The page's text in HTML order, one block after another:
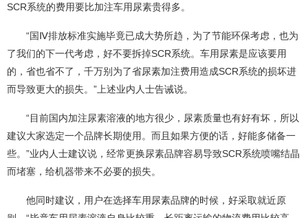
SCR系统的费用要比加注车用尿素贵得多。
“国Ⅳ排放标准实施毕竟已成大势所趋，为了节能环保考虑，也为
了我们的下一代考虑，好不要拆掉SCR系统。车用尿素是应该要用
的，省也省不了，千万别为了省尿素加注费用造成SCR系统的损坏进
而导致更大的损失。”上述业内人士告诫说。
“目前国内加注尿素溶液的地方很少，尿素质量也有好有坏，所以
建议大家选定一个品牌长期使用。而且如果方便的话，好能多储备一
些。”业内人士建议说，经常更换尿素品牌容易导致SCR系统喷嘴结晶
而堵塞，给机器带来不必要的损失。
他同时建议，用户在选择车用尿素品牌的时候，好采取就近原